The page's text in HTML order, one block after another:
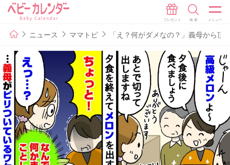
ニュース ママトピ 「え？何がダメなの？」義母から